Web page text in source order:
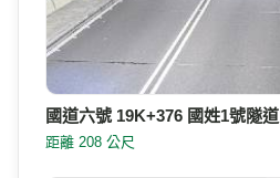
國道六號 19K+376 國姓1號隧道
距離 208 公尺